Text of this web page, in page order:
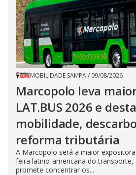
MOBILIDADE SAMPA/ 09/08/2026
Marcopolo leva
LAT.BUS 2026 e
mobilidade,
reforma tributária
A Marcopolo será a maior expositora
feira latino-americana do transporte,
promete concentrar os...